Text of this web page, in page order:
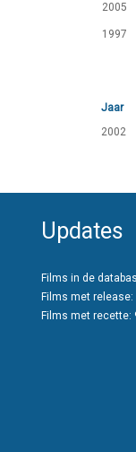
2005
1997
Jaar
2002
Updates
Films in de
Films met release:
Films met recette: